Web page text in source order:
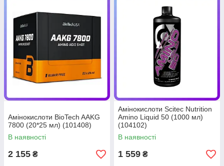
Амінокислоти BioTech AAKG
7800 (20*25 мл) (101408)
В наявності
2 155 ₴
Амінокислоти Scitec Nutrition
Amino Liquid 50 (1000 мл)
(104102)
В наявності
1 559 ₴